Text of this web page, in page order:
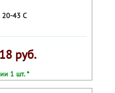
20-43 С
руб.
1 шт. *